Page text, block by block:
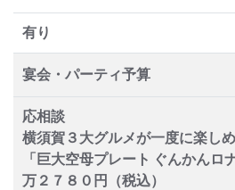
有り
宴会・パーティ予算
応相談
横須賀３大グルメが一度に楽し
「巨大空母プレート ぐんかんロ
万２７８０円（税込）